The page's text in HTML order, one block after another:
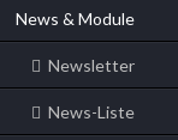
News & Module
Newsletter
News-Liste